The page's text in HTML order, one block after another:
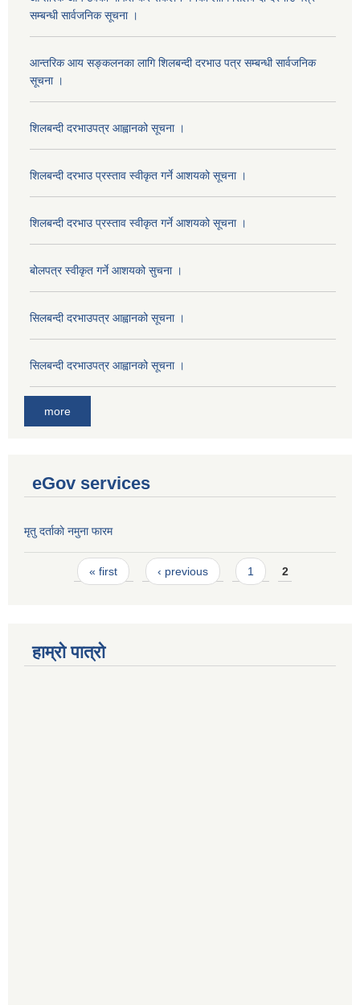
सम्बन्धी सार्वजनिक सूचना ।
आन्तरिक आय सङ्कलनका लागि शिलबन्दी दरभाउ पत्र सम्बन्धी सार्वजनिक
सूचना ।
शिलबन्दी दरभाउपत्र आह्वानको सूचना ।
शिलबन्दी दरभाउ प्रस्ताव स्वीकृत गर्ने आशयको सूचना ।
शिलबन्दी दरभाउ प्रस्ताव स्वीकृत गर्ने आशयको सूचना ।
बोलपत्र स्वीकृत गर्ने आशयको सुचना ।
सिलबन्दी दरभाउपत्र आह्वानको सूचना ।
सिलबन्दी दरभाउपत्र आह्वानको सूचना ।
more
eGov services
मृतु दर्ताकाे नमुना फारम
Pages« first ‹ previous 1 2
हाम्रो पात्रो